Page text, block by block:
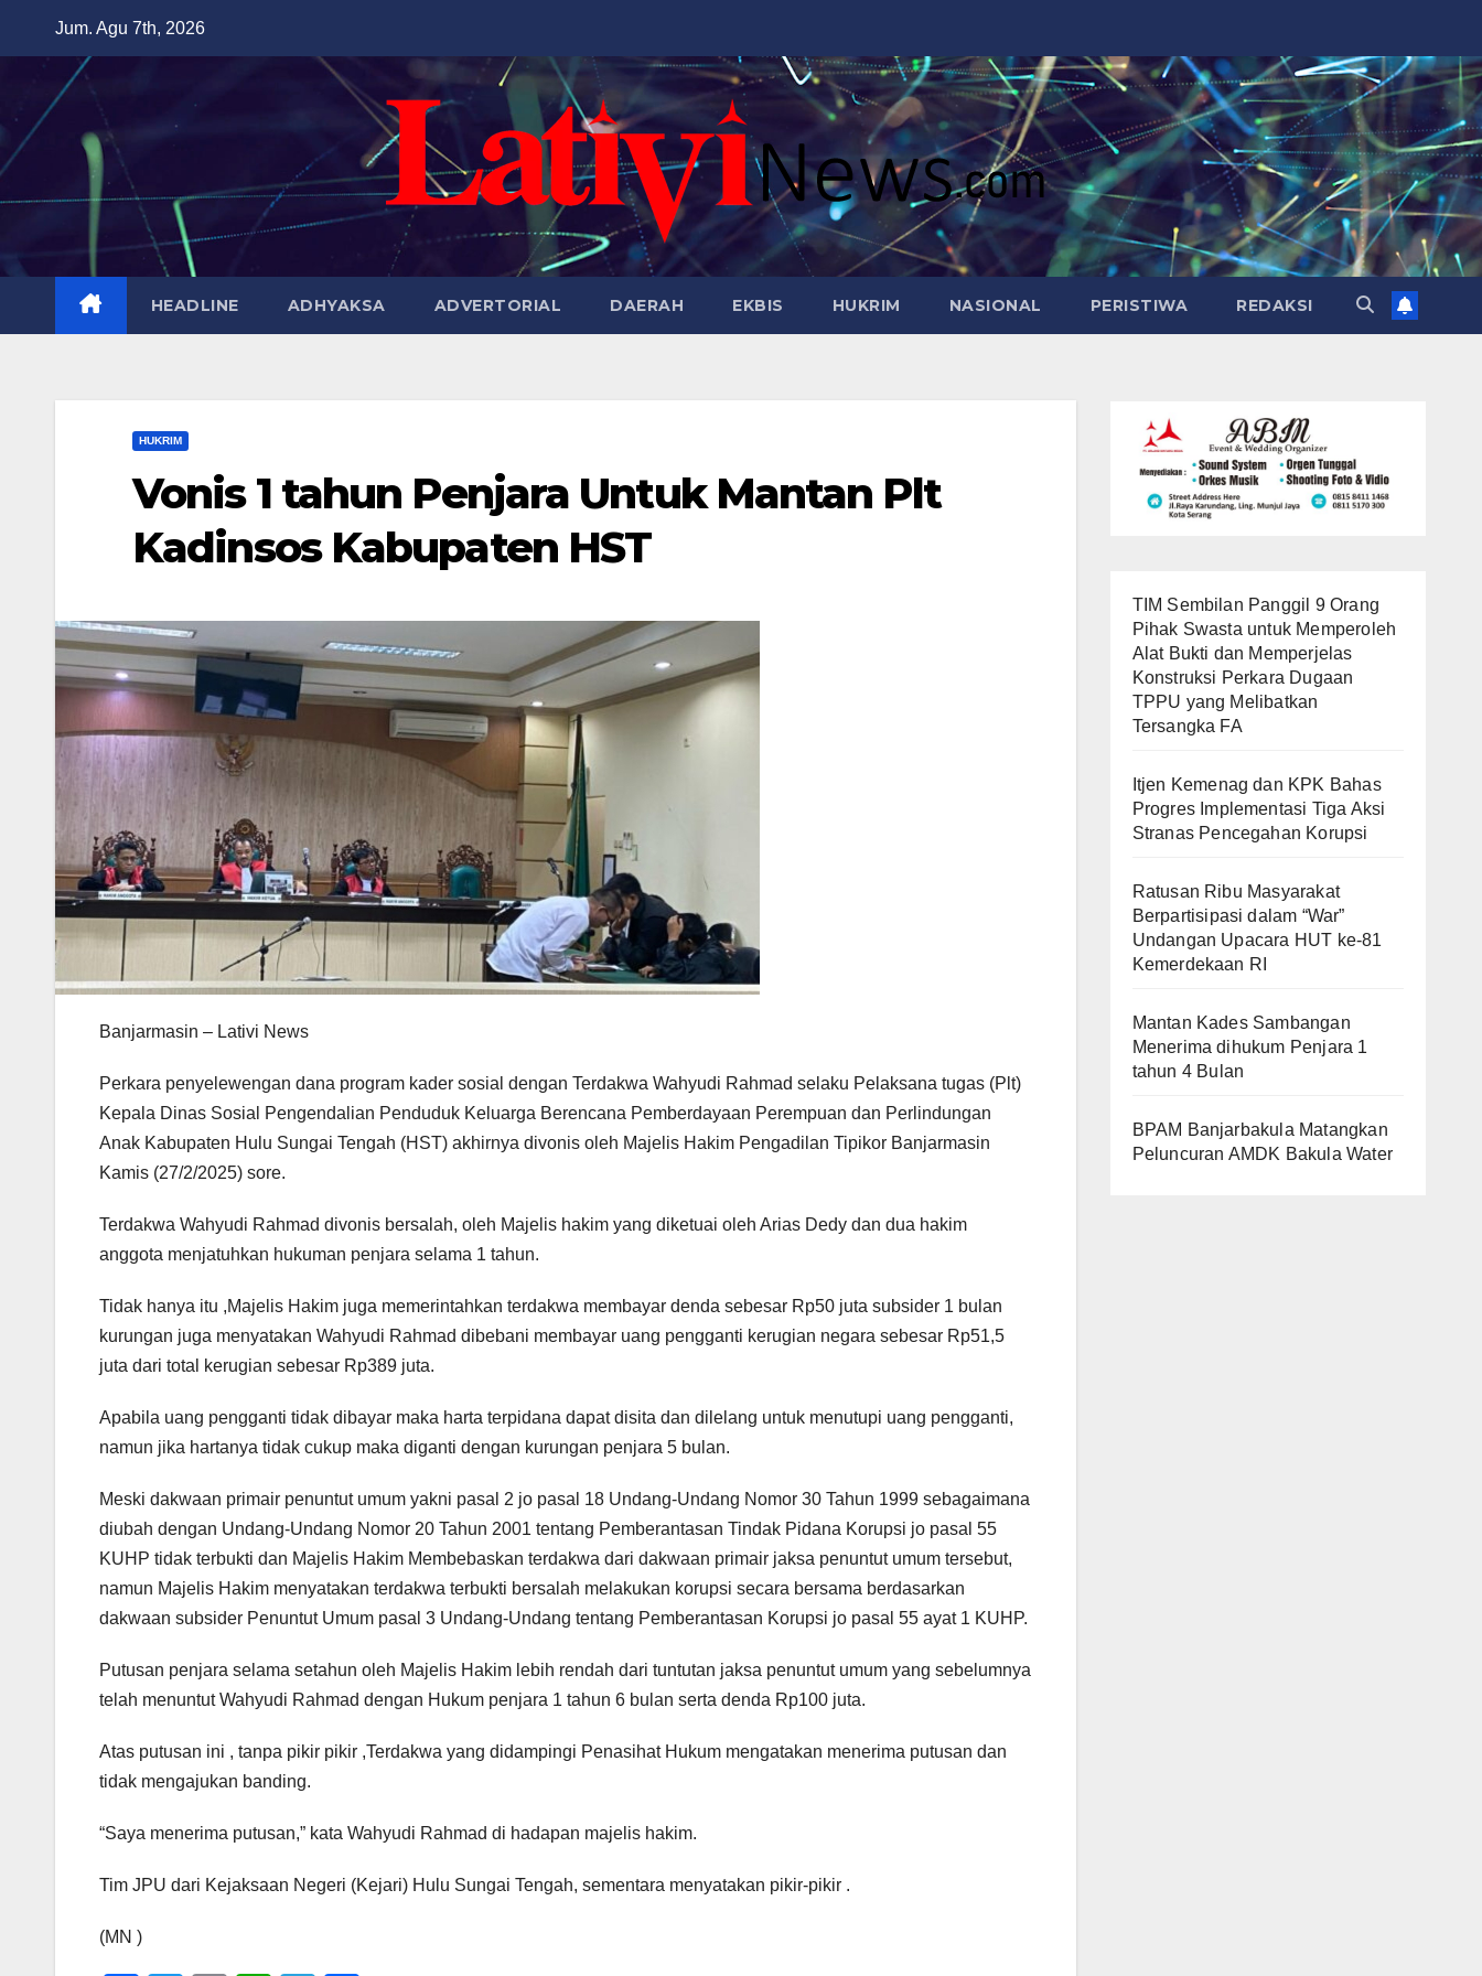
Jum. Agu 7th, 2026
HEADLINE ADHYAKSA ADVERTORIAL DAERAH EKBIS HUKRIM NASIONAL PERISTIWA REDAKSI
HUKRIM
Vonis 1 tahun Penjara Untuk Mantan Plt
Kadinsos Kabupaten HST
Banjarmasin – Lativi News
Perkara penyelewengan dana program kader sosial dengan Terdakwa Wahyudi Rahmad selaku Pelaksana tugas (Plt)
Kepala Dinas Sosial Pengendalian Penduduk Keluarga Berencana Pemberdayaan Perempuan dan Perlindungan
Anak Kabupaten Hulu Sungai Tengah (HST) akhirnya divonis oleh Majelis Hakim Pengadilan Tipikor Banjarmasin
Kamis (27/2/2025) sore.
Terdakwa Wahyudi Rahmad divonis bersalah, oleh Majelis hakim yang diketuai oleh Arias Dedy dan dua hakim
anggota menjatuhkan hukuman penjara selama 1 tahun.
Tidak hanya itu ,Majelis Hakim juga memerintahkan terdakwa membayar denda sebesar Rp50 juta subsider 1 bulan
kurungan juga menyatakan Wahyudi Rahmad dibebani membayar uang pengganti kerugian negara sebesar Rp51,5
juta dari total kerugian sebesar Rp389 juta.
Apabila uang pengganti tidak dibayar maka harta terpidana dapat disita dan dilelang untuk menutupi uang pengganti,
namun jika hartanya tidak cukup maka diganti dengan kurungan penjara 5 bulan.
Meski dakwaan primair penuntut umum yakni pasal 2 jo pasal 18 Undang-Undang Nomor 30 Tahun 1999 sebagaimana
diubah dengan Undang-Undang Nomor 20 Tahun 2001 tentang Pemberantasan Tindak Pidana Korupsi jo pasal 55
KUHP tidak terbukti dan Majelis Hakim Membebaskan terdakwa dari dakwaan primair jaksa penuntut umum tersebut,
namun Majelis Hakim menyatakan terdakwa terbukti bersalah melakukan korupsi secara bersama berdasarkan
dakwaan subsider Penuntut Umum pasal 3 Undang-Undang tentang Pemberantasan Korupsi jo pasal 55 ayat 1 KUHP.
Putusan penjara selama setahun oleh Majelis Hakim lebih rendah dari tuntutan jaksa penuntut umum yang sebelumnya
telah menuntut Wahyudi Rahmad dengan Hukum penjara 1 tahun 6 bulan serta denda Rp100 juta.
Atas putusan ini , tanpa pikir pikir ,Terdakwa yang didampingi Penasihat Hukum mengatakan menerima putusan dan
tidak mengajukan banding.
“Saya menerima putusan,” kata Wahyudi Rahmad di hadapan majelis hakim.
Tim JPU dari Kejaksaan Negeri (Kejari) Hulu Sungai Tengah, sementara menyatakan pikir-pikir .
(MN )
TIM Sembilan Panggil 9 Orang
Pihak Swasta untuk Memperoleh
Alat Bukti dan Memperjelas
Konstruksi Perkara Dugaan
TPPU yang Melibatkan
Tersangka FA
Itjen Kemenag dan KPK Bahas
Progres Implementasi Tiga Aksi
Stranas Pencegahan Korupsi
Ratusan Ribu Masyarakat
Berpartisipasi dalam “War”
Undangan Upacara HUT ke-81
Kemerdekaan RI
Mantan Kades Sambangan
Menerima dihukum Penjara 1
tahun 4 Bulan
BPAM Banjarbakula Matangkan
Peluncuran AMDK Bakula Water